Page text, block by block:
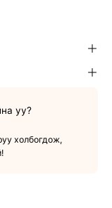
уу?
холбогдож,